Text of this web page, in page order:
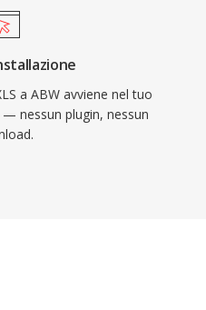
a ABW avviene nel tuo
nessun plugin, nessun